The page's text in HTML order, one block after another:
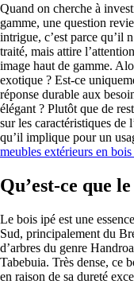
Quand on cherche à
gamme, une question
intrigue, c’est parce qu’il
traité, mais attire
image haut de gamme.
exotique ? Est-ce
réponse durable aux
élégant ? Plutôt que de
sur les caractéristiques de
qu’il implique pour un
meubles extérieurs en
Qu’est-ce que
Le bois ipé est une
Sud, principalement du
d’arbres du genre
Tabebuia. Très dense, ce
en raison de sa dureté